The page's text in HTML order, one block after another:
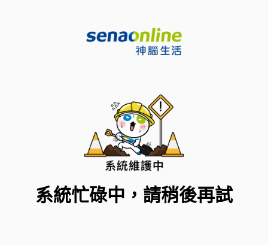
系統忙碌中，請稍後再試